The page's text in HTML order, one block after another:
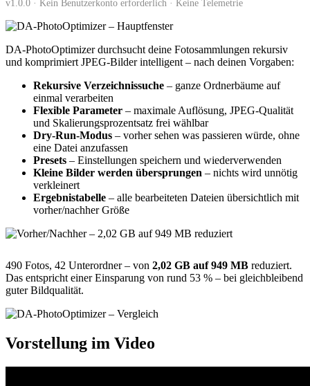
v1.0.0 · Kein Benutzerkonto erforderlich · Keine Telemetrie
DA-PhotoOptimizer durchsucht deine Fotosammlungen rekursiv
und komprimiert JPEG-Bilder intelligent – nach deinen Vorgaben:
Rekursive Verzeichnissuche – ganze Ordnerbäume auf
einmal verarbeiten
Flexible Parameter – maximale Auflösung, JPEG-Qualität
und Skalierungsprozentsatz frei wählbar
Dry-Run-Modus – vorher sehen was passieren würde, ohne
eine Datei anzufassen
Presets – Einstellungen speichern und wiederverwenden
Kleine Bilder werden übersprungen – nichts wird unnötig
verkleinert
Ergebnistabelle – alle bearbeiteten Dateien übersichtlich mit
vorher/nachher Größe
490 Fotos, 42 Unterordner – von 2,02 GB auf 949 MB reduziert.
Das entspricht einer Einsparung von rund 53 % – bei gleichbleibend
guter Bildqualität.
Vorstellung im Video